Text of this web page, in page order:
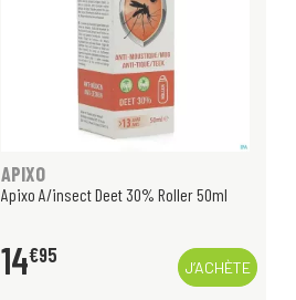
APIXO
Apixo A/insect Deet 30% Roller 50ml
14€95
J’ACHÈTE